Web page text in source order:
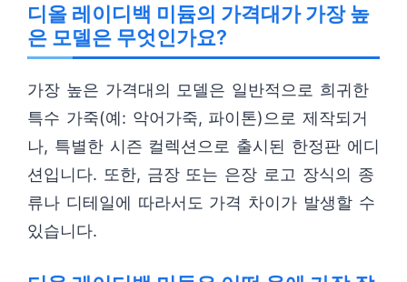
디올 레이디백 미듐의 가격대가 가장 높
은 모델은 무엇인가요?
가장 높은 가격대의 모델은 일반적으로 희귀한
특수 가죽(예: 악어가죽, 파이톤)으로 제작되거
나, 특별한 시즌 컬렉션으로 출시된 한정판 에디
션입니다. 또한, 금장 또는 은장 로고 장식의 종
류나 디테일에 따라서도 가격 차이가 발생할 수
있습니다.